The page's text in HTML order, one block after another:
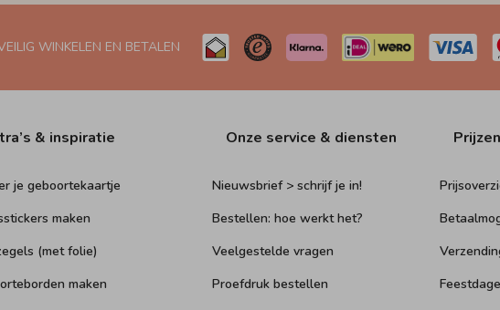
WINKELEN EN BETALEN
& inspiratie
je geboortekaartje
maken
(met folie)
maken
Onze service & diensten
Nieuwsbrief > schrijf je in!
Bestellen: hoe werkt het?
Veelgestelde vragen
Proefdruk bestellen